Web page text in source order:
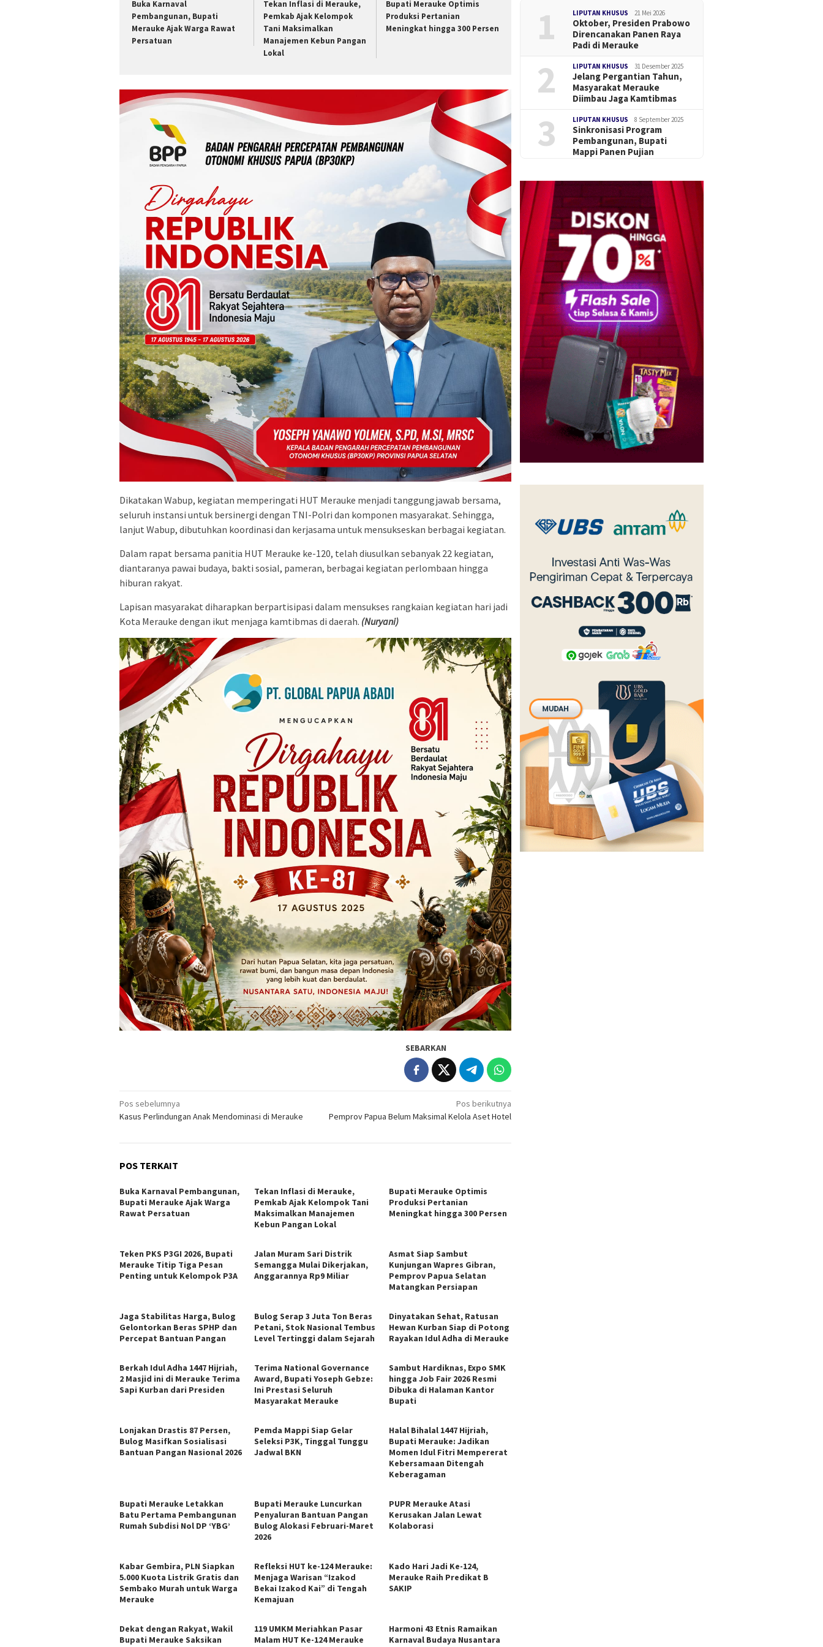
Buka Karnaval
Pembangunan, Bupati
Merauke Ajak Warga Rawat
Persatuan
Tekan Inflasi di Merauke,
Pemkab Ajak Kelompok
Tani Maksimalkan
Manajemen Kebun Pangan
Lokal
Bupati Merauke Optimis
Produksi Pertanian
Meningkat hingga 300 Persen
Dikatakan Wabup, kegiatan memperingati HUT Merauke menjadi tanggungjawab bersama,
seluruh instansi untuk bersinergi dengan TNI-Polri dan komponen masyarakat. Sehingga,
lanjut Wabup, dibutuhkan koordinasi dan kerjasama untuk mensukseskan berbagai kegiatan.
Dalam rapat bersama panitia HUT Merauke ke-120, telah diusulkan sebanyak 22 kegiatan,
diantaranya pawai budaya, bakti sosial, pameran, berbagai kegiatan perlombaan hingga
hiburan rakyat.
Lapisan masyarakat diharapkan berpartisipasi dalam mensukses rangkaian kegiatan hari jadi
Kota Merauke dengan ikut menjaga kamtibmas di daerah. (Nuryani)
SEBARKAN
Navigasi
pos
Pos sebelumnya
Kasus Perlindungan Anak Mendominasi di Merauke
Pos berikutnya
Pemprov Papua Belum Maksimal Kelola Aset Hotel
POS TERKAIT
Buka Karnaval Pembangunan,
Bupati Merauke Ajak Warga
Rawat Persatuan
Tekan Inflasi di Merauke,
Pemkab Ajak Kelompok Tani
Maksimalkan Manajemen
Kebun Pangan Lokal
Bupati Merauke Optimis
Produksi Pertanian
Meningkat hingga 300 Persen
Teken PKS P3GI 2026, Bupati
Merauke Titip Tiga Pesan
Penting untuk Kelompok P3A
Jalan Muram Sari Distrik
Semangga Mulai Dikerjakan,
Anggarannya Rp9 Miliar
Asmat Siap Sambut
Kunjungan Wapres Gibran,
Pemprov Papua Selatan
Matangkan Persiapan
Jaga Stabilitas Harga, Bulog
Gelontorkan Beras SPHP dan
Percepat Bantuan Pangan
Bulog Serap 3 Juta Ton Beras
Petani, Stok Nasional Tembus
Level Tertinggi dalam Sejarah
Dinyatakan Sehat, Ratusan
Hewan Kurban Siap di Potong
Rayakan Idul Adha di Merauke
Berkah Idul Adha 1447 Hijriah,
2 Masjid ini di Merauke Terima
Sapi Kurban dari Presiden
Terima National Governance
Award, Bupati Yoseph Gebze:
Ini Prestasi Seluruh
Masyarakat Merauke
Sambut Hardiknas, Expo SMK
hingga Job Fair 2026 Resmi
Dibuka di Halaman Kantor
Bupati
Lonjakan Drastis 87 Persen,
Bulog Masifkan Sosialisasi
Bantuan Pangan Nasional 2026
Pemda Mappi Siap Gelar
Seleksi P3K, Tinggal Tunggu
Jadwal BKN
Halal Bihalal 1447 Hijriah,
Bupati Merauke: Jadikan
Momen Idul Fitri Mempererat
Kebersamaan Ditengah
Keberagaman
Bupati Merauke Letakkan
Batu Pertama Pembangunan
Rumah Subdisi Nol DP ‘YBG’
Bupati Merauke Luncurkan
Penyaluran Bantuan Pangan
Bulog Alokasi Februari-Maret
2026
PUPR Merauke Atasi
Kerusakan Jalan Lewat
Kolaborasi
Kabar Gembira, PLN Siapkan
5.000 Kuota Listrik Gratis dan
Sembako Murah untuk Warga
Merauke
Refleksi HUT ke-124 Merauke:
Menjaga Warisan “Izakod
Bekai Izakod Kai” di Tengah
Kemajuan
Kado Hari Jadi Ke-124,
Merauke Raih Predikat B
SAKIP
Dekat dengan Rakyat, Wakil
Bupati Merauke Saksikan
119 UMKM Meriahkan Pasar
Malam HUT Ke-124 Merauke
Harmoni 43 Etnis Ramaikan
Karnaval Budaya Nusantara
1 LIPUTAN KHUSUS 21 Mei 2026
Oktober, Presiden Prabowo
Direncanakan Panen Raya
Padi di Merauke
2 LIPUTAN KHUSUS 31 Desember 2025
Jelang Pergantian Tahun,
Masyarakat Merauke
Diimbau Jaga Kamtibmas
3 LIPUTAN KHUSUS 8 September 2025
Sinkronisasi Program
Pembangunan, Bupati
Mappi Panen Pujian